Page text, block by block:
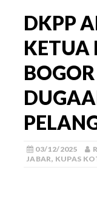
DKPP
KETUA
03/12/2025
JABAR, KUPAS